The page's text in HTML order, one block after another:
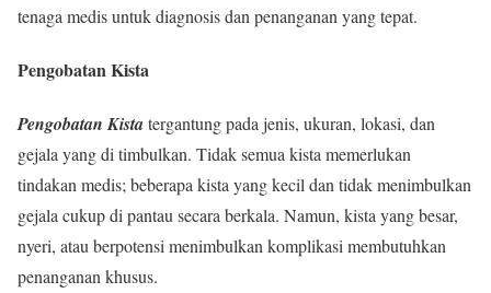
tenaga medis untuk diagnosis dan penanganan yang tepat.
Pengobatan Kista
Pengobatan Kistatergantung pada jenis, ukuran, lokasi, dan
gejala yang di timbulkan. Tidak semua kista memerlukan
tindakan medis; beberapa kista yang kecil dan tidak menimbulkan
gejala cukup di pantau secara berkala. Namun, kista yang besar,
nyeri, atau berpotensi menimbulkan komplikasi membutuhkan
penanganan khusus.